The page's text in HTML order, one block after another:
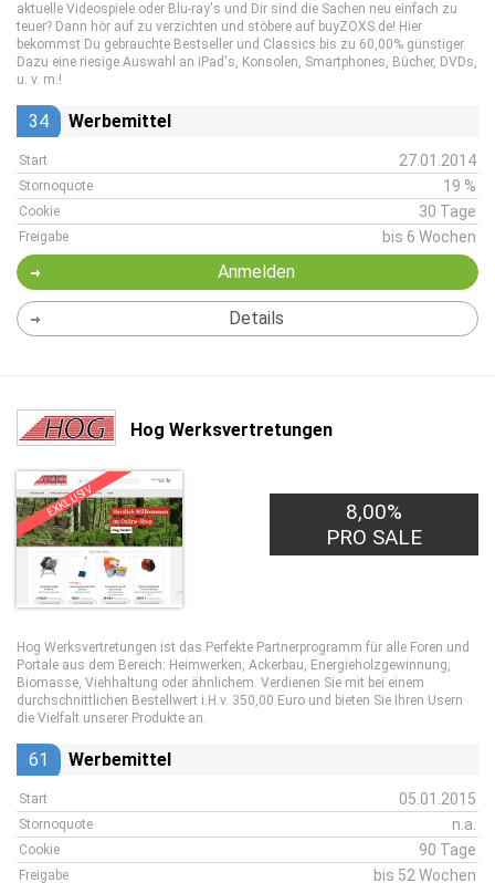
aktuelle Videospiele oder Blu-ray's und Dir sind die Sachen neu einfach zu
teuer? Dann hör auf zu verzichten und stöbere auf buyZOXS.de! Hier
bekommst Du gebrauchte Bestseller und Classics bis zu 60,00% günstiger.
Dazu eine riesige Auswahl an iPad's, Konsolen, Smartphones, Bücher, DVDs,
u. v. m.!
34 Werbemittel
Start 27.01.2014
Stornoquote 19 %
Cookie 30 Tage
Freigabe bis 6 Wochen
Anmelden
Details
Hog Werksvertretungen
EXKLUSIV
8,00%
PRO SALE
Hog Werksvertretungen ist das Perfekte Partnerprogramm für alle Foren und
Portale aus dem Bereich: Heimwerken, Ackerbau, Energieholzgewinnung,
Biomasse, Viehhaltung oder ähnlichem. Verdienen Sie mit bei einem
durchschnittlichen Bestellwert i.H.v. 350,00 Euro und bieten Sie Ihren Usern
die Vielfalt unserer Produkte an.
61 Werbemittel
Start 05.01.2015
Stornoquote n.a.
Cookie 90 Tage
Freigabe bis 52 Wochen